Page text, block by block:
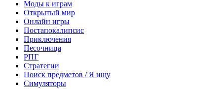
Моды к играм
Открытый мир
Онлайн игры
Постапокалипсис
Приключения
Песочница
РПГ
Стратегии
Поиск предметов / Я ищу
Симуляторы